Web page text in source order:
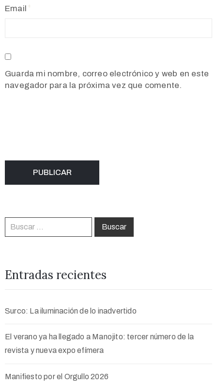
Email
Guarda mi nombre, correo electrónico y web en este
navegador para la próxima vez que comente.
Entradas recientes
Surco: La iluminación de lo inadvertido
El verano ya ha llegado a Manojito: tercer número de la
revista y nueva expo efímera
Manifiesto por el Orgullo 2026